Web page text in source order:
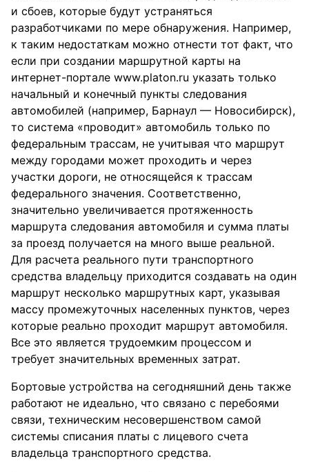
и сбоев, которые будут устраняться
разработчиками по мере обнаружения. Например,
к таким недостаткам можно отнести тот факт, что
если при создании маршрутной карты на
интернет-портале www.platon.ru указать только
начальный и конечный пункты следования
автомобилей (например, Барнаул — Новосибирск),
то система «проводит» автомобиль только по
федеральным трассам, не учитывая что маршрут
между городами может проходить и через
участки дороги, не относящейся к трассам
федерального значения. Соответственно,
значительно увеличивается протяженность
маршрута следования автомобиля и сумма платы
за проезд получается на много выше реальной.
Для расчета реального пути транспортного
средства владельцу приходится создавать на один
маршрут несколько маршрутных карт, указывая
массу промежуточных населенных пунктов, через
которые реально проходит маршрут автомобиля.
Все это является трудоемким процессом и
требует значительных временных затрат.
Бортовые устройства на сегодняшний день также
работают не идеально, что связано с перебоями
связи, техническим несовершенством самой
системы списания платы с лицевого счета
владельца транспортного средства.